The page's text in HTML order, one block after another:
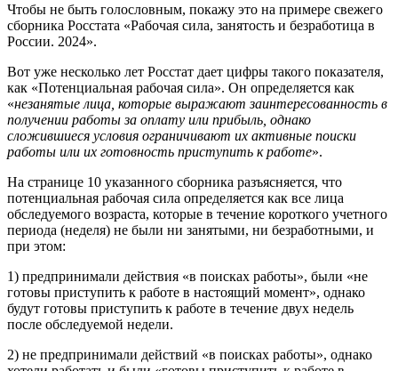
Чтобы не быть голословным, покажу это на примере свежего
сборника Росстата «Рабочая сила, занятость и безработица в
России. 2024».
Вот уже несколько лет Росстат дает цифры такого показателя,
как «Потенциальная рабочая сила». Он определяется как
«незанятые лица, которые выражают заинтересованность в
получении работы за оплату или прибыль, однако
сложившиеся условия ограничивают их активные поиски
работы или их готовность приступить к работе».
На странице 10 указанного сборника разъясняется, что
потенциальная рабочая сила определяется как все лица
обследуемого возраста, которые в течение короткого учетного
периода (неделя) не были ни занятыми, ни безработными, и
при этом:
1) предпринимали действия «в поисках работы», были «не
готовы приступить к работе в настоящий момент», однако
будут готовы приступить к работе в течение двух недель
после обследуемой недели.
2) не предпринимали действий «в поисках работы», однако